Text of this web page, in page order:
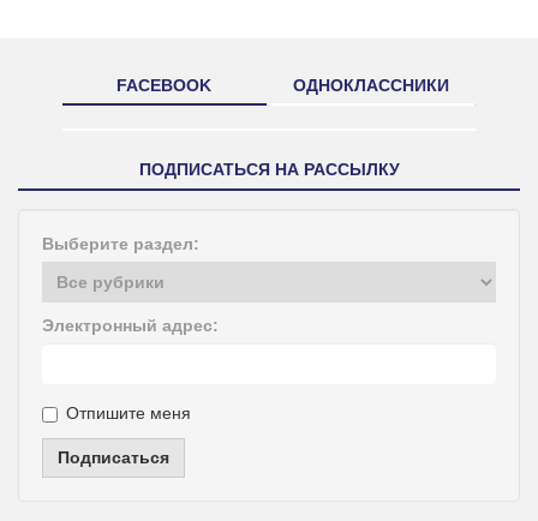
FACEBOOK ОДНОКЛАССНИКИ
ПОДПИСАТЬСЯ НА РАССЫЛКУ
Выберите раздел:
Электронный адрес:
Отпишите меня
Подписаться